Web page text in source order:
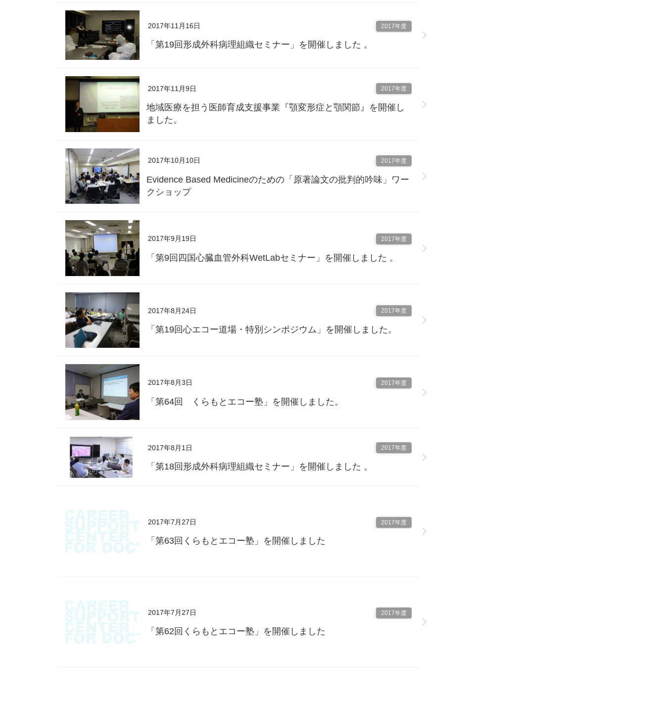
2017年11月16日 2017年度
「第19回形成外科病理組織セミナー」を開催しました 。
2017年11月9日 2017年度
地域医療を担う医師育成支援事業『顎変形症と顎関節』を開催し
ました。
2017年10月10日 2017年度
Evidence Based Medicineのための「原著論文の批判的吟味」ワー
クショップ
2017年9月19日 2017年度
「第9回四国心臓血管外科WetLabセミナー」を開催しました 。
2017年8月24日 2017年度
「第19回心エコー道場・特別シンポジウム」を開催しました。
2017年8月3日 2017年度
「第64回 くらもとエコー塾」を開催しました。
2017年8月1日 2017年度
「第18回形成外科病理組織セミナー」を開催しました 。
2017年7月27日 2017年度
「第63回くらもとエコー塾」を開催しました
2017年7月27日 2017年度
「第62回くらもとエコー塾」を開催しました